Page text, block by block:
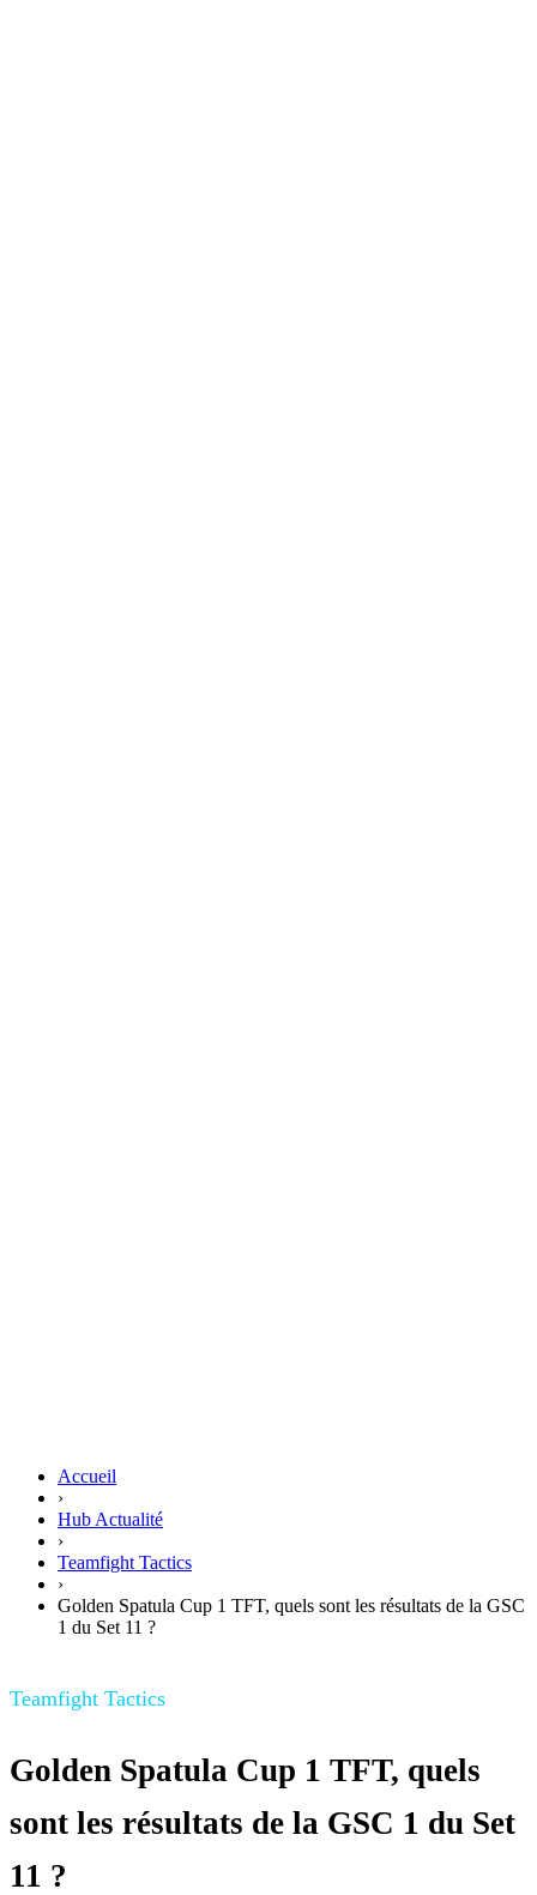
Accueil
›
Hub Actualité
›
Teamfight Tactics
›
Golden Spatula Cup 1 TFT, quels sont les résultats de la GSC
1 du Set 11 ?
Teamfight Tactics
Golden Spatula Cup 1 TFT, quels
sont les résultats de la GSC 1 du Set
11 ?